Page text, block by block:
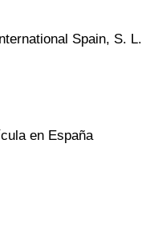
Spain, S. L.
en España